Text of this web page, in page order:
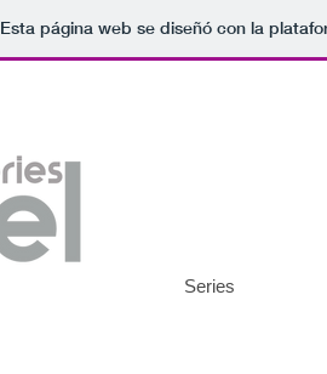
Esta página web se diseñó con la
Series